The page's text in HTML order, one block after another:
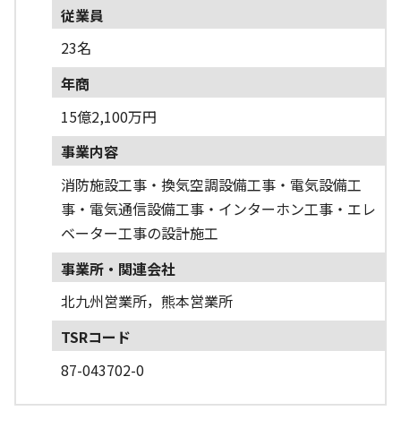
従業員
23名
年商
15億2,100万円
事業内容
消防施設工事・換気空調設備工事・電気設備工
事・電気通信設備工事・インターホン工事・エレ
ベーター工事の設計施工
事業所・関連会社
北九州営業所，熊本営業所
TSRコード
87-043702-0